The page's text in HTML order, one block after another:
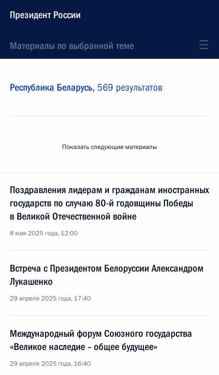
Президент России
Материалы по выбранной теме
Республика Беларусь, 569 результатов
Показать следующие материалы
Поздравления лидерам и гражданам иностранных
государств по случаю 80-й годовщины Победы
в Великой Отечественной войне
8 мая 2025 года, 12:00
Встреча с Президентом Белоруссии Александром
Лукашенко
29 апреля 2025 года, 17:40
Международный форум Союзного государства
«Великое наследие – общее будущее»
29 апреля 2025 года, 16:40